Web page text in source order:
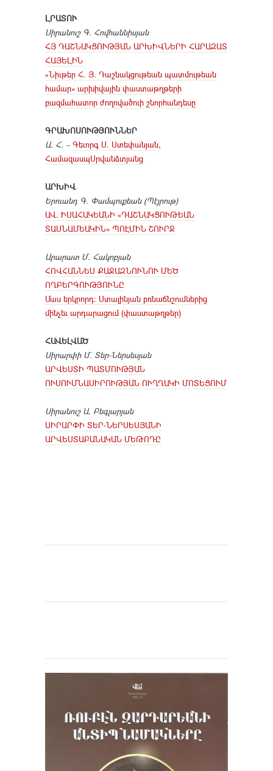
ԼՐԱՏՈՒ
Սիրանուշ Գ. Հովհաննիսյան
ՀՅ ԴԱՇՆԱԿՑՈՒԹՅԱՆ ԱՐԽԻՎՆԵՐԻ ՀԱՐԱԶԱՏ
ՀԱՅԵԼԻՆ
«Նիւթեր Հ. Յ. Դաշնակցութեան պատմութեան
համար» արխիվային փաստաթղթերի
բազմահատոր ժողովածուի շնորհանդեսը
ԳՐԱԽՈՍՈՒԹՅՈՒՆՆԵՐ
Ա. Հ. – Գեւորգ Ս. Ստեփանյան,
ՀամազասպՍրվանձտյանց
ԱՐԽԻՎ
Երուանդ Գ. Փամպուքեան (Պէյրութ)
ԱՎ. ԻՍԱՀԱԿԵԱՆԻ «ԴԱՇՆԱԿՑՈՒԹԵԱՆ
ՏԱՍՆԱՄԵԱԿԻՆ» ՊՈԷՄԻՆ ՇՈՒՐՋ
Արարատ Մ. Հակոբյան
ՀՈՎՀԱՆՆԵՍ ՔԱՋԱԶՆՈՒՆՈՒ ՄԵԾ
ՈՂԲԵՐԳՈՒԹՅՈՒՆԸ
Մաս երկրորդ։ Ստալինյան բռնաճնշումներից
մինչեւ արդարացում (փաստաթղթեր)
ՀԱՎԵԼՎԱԾ
Սիրարփի Մ. Տեր-Ներսեսյան
ԱՐՎԵՍՏԻ ՊԱՏՄՈՒԹՅԱՆ
ՈՒՍՈՒՄՆԱՍԻՐՈՒԹՅԱՆ ՈՒՂՂԱԿԻ ՄՈՏԵՑՈՒՄ
Սիրանուշ Ա. Բեգլարյան
ՍԻՐԱՐՓԻ ՏԵՐ-ՆԵՐՍԵՍՅԱՆԻ
ԱՐՎԵՍՏԱԲԱՆԱԿԱՆ ՄԵԹՈԴԸ